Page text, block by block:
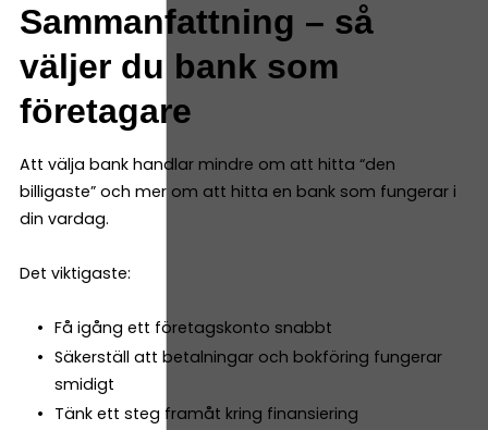
Sammanfattning – så
väljer du bank som
företagare
Att välja bank handlar mindre om att hitta “den
billigaste” och mer om att hitta en bank som fungerar i
din vardag.
Det viktigaste:
Få igång ett företagskonto snabbt
Säkerställ att betalningar och bokföring fungerar
smidigt
Tänk ett steg framåt kring finansiering